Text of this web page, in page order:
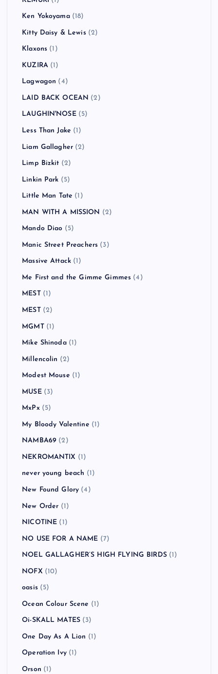
Ken Yokoyama(18)
Kitty Daisy & Lewis(2)
Klaxons (1)
KUZIRA(1)
Lagwagon (4)
LAID BACK OCEAN (2)
LAUGHIN'NOSE(5)
Less Than Jake (1)
Liam Gallagher (2)
Limp Bizkit (2)
Linkin Park (5)
Little Man Tate (1)
MAN WITH A MISSION (2)
Mando Diao (5)
Manic Street Preachers (3)
Massive Attack (1)
Me First and the Gimme Gimmes (4)
MEST(1)
MEST(2)
MGMT(1)
Mike Shinoda(1)
Millencolin (2)
Modest Mouse (1)
MUSE(3)
MxPx(5)
My Bloody Valentine (1)
NAMBA69 (2)
NEKROMANTIX (1)
never young beach (1)
New Found Glory (4)
New Order (1)
NICOTINE (1)
NO USE FOR A NAME (7)
NOEL GALLAGHER’S HIGH FLYING BIRDS(1)
NOFX (10)
oasis(5)
Ocean Colour Scene (1)
Oi-SKALL MATES (3)
One Day As A Lion (1)
Operation Ivy(1)
Orson (1)